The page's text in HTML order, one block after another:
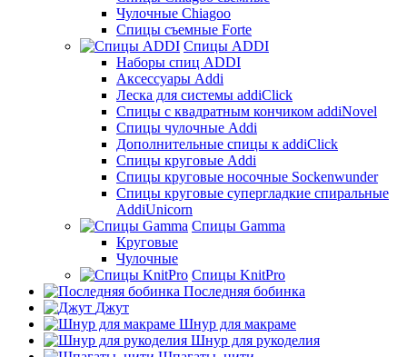
Чулочные Chiagoo
Спицы съемные Forte
Спицы ADDI
Наборы спиц ADDI
Аксессуары Addi
Леска для системы addiClick
Спицы с квадратным кончиком addiNovel
Спицы чулочные Addi
Дополнительные спицы к addiClick
Спицы круговые Addi
Спицы круговые носочные Sockenwunder
Спицы круговые супергладкие спиральные
AddiUnicorn
Спицы Gamma
Круговые
Чулочные
Спицы KnitPro
Последняя бобинка
Джут
Шнур для макраме
Шнур для рукоделия